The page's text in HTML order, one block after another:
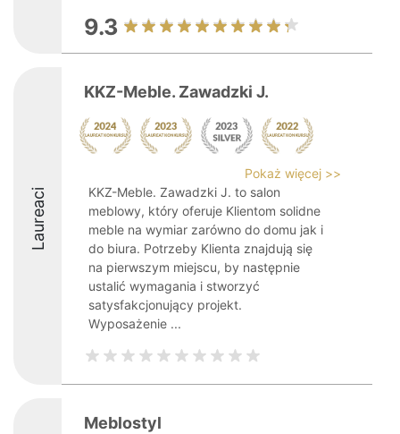
9.3
Laureaci
KKZ-Meble. Zawadzki J.
Pokaż więcej >>
KKZ-Meble. Zawadzki J. to salon
meblowy, który oferuje Klientom solidne
meble na wymiar zarówno do domu jak i
do biura. Potrzeby Klienta znajdują się
na pierwszym miejscu, by następnie
ustalić wymagania i stworzyć
satysfakcjonujący projekt.
Wyposażenie ...
Meblostyl